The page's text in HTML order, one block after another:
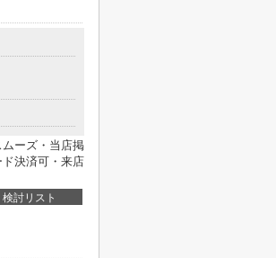
ーズ・当店掲
決済可・来店
検討リスト